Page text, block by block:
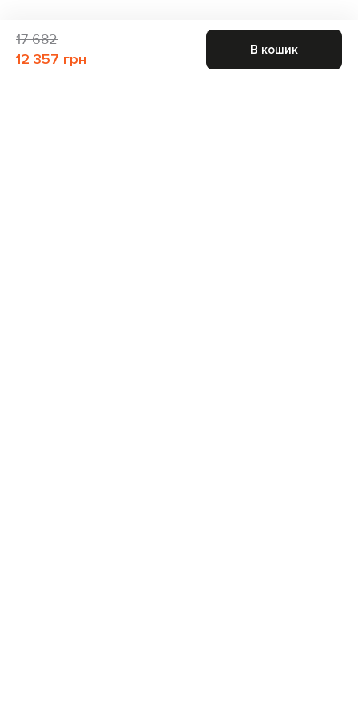
17 682
12 357 грн
В кошик